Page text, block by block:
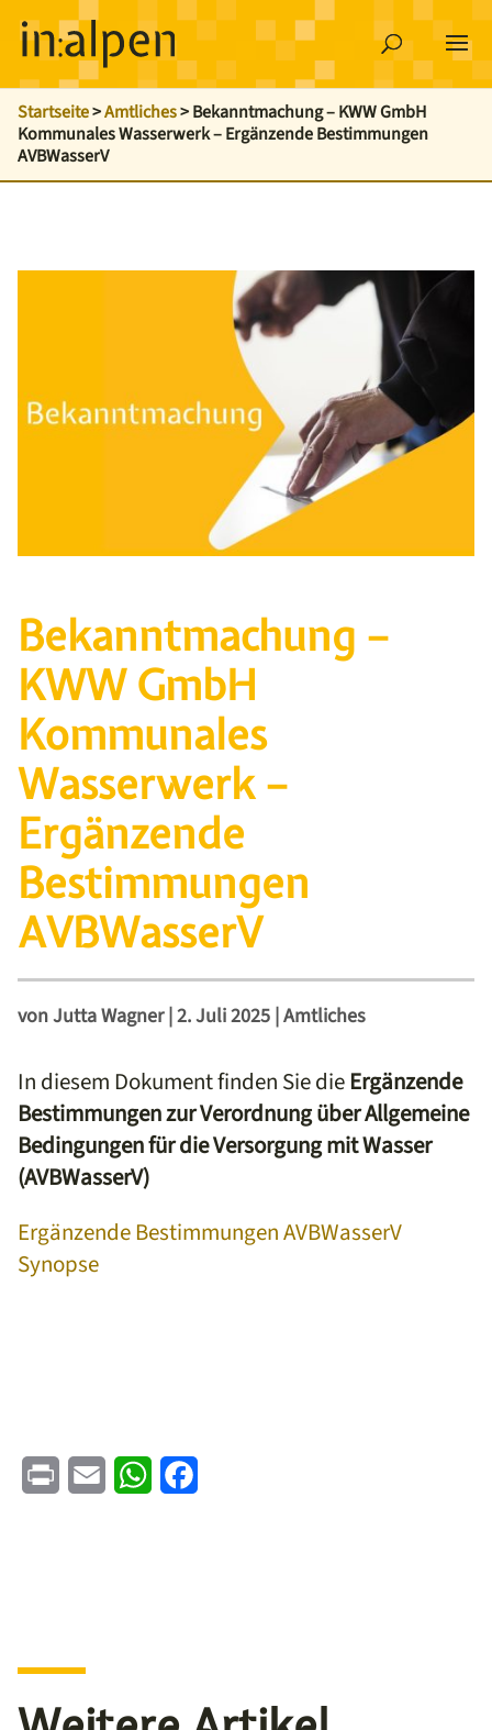
Startseite>Amtliches>Bekanntmachung – KWW GmbH
Kommunales Wasserwerk – Ergänzende Bestimmungen
AVBWasserV
Bekanntmachung –
KWW GmbH
Kommunales
Wasserwerk –
Ergänzende
Bestimmungen
AVBWasserV
vonJutta Wagner| 2. Juli 2025| Amtliches
In diesem Dokument finden Sie dieErgänzende
Bestimmungen zur Verordnung über Allgemeine
Bedingungen für die Versorgung mit Wasser
(AVBWasserV)
Ergänzende Bestimmungen AVBWasserV
Synopse
Print Email WhatsApp